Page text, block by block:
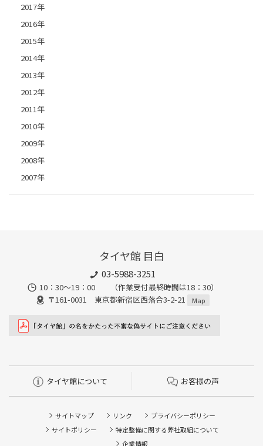
2017年
2016年
2015年
2014年
2013年
2012年
2011年
2010年
2009年
2008年
2007年
タイヤ館 目白
03-5988-3251
10：30～19：00 （作業受付最終時間は18：30）
〒161-0031 東京都新宿区西落合3-2-21
Map
タイヤ館について お客様の声
サイトマップ リンク
プライバシーポリシー
サイトポリシー
特定整備に関する弊社取組について
企業情報